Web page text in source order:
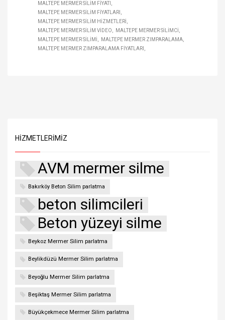
MALTEPE MERMER SILIM FIYATI
MALTEPE MERMER SILIM FIYATLARI
MALTEPE MERMER SILIM HIZMETLERI
MALTEPE MERMER SILIM VIDEO
MALTEPE MERMER SILIMCI
MALTEPE MERMER SILIMI
MALTEPE MERMER ZIMPARALAMA
MALTEPE MERMER ZIMPARALAMA FIYATLARI
HIZMETLERIMIZ
AVM mermer silme
Bakırköy Beton Silim parlatma
beton silimcileri
Beton yüzeyi silme
Beykoz Mermer Silim parlatma
Beylikdüzü Mermer Silim parlatma
Beyoğlu Mermer Silim parlatma
Beşiktaş Mermer Silim parlatma
Büyükçekmece Mermer Silim parlatma